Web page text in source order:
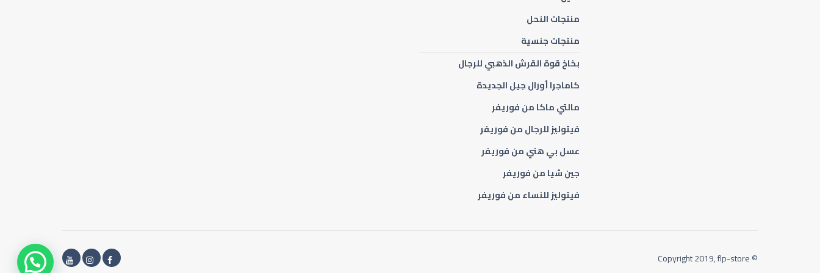
منتجات النحل
منتجات جنسية
بخاخ قوة القرش الذهبي للرجال
كاماجرا أورال جيل الجديدة
مالتي ماكا من فوريفر
فيتوليز للرجال من فوريفر
عسل بي هني من فوريفر
جين شيا من فوريفر
فيتوليز للنساء من فوريفر
© Copyright 2019, flp-store